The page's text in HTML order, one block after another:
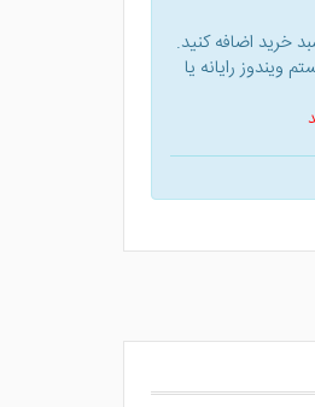
خرید اضافه کنید.
رایانه یا